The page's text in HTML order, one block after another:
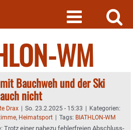
WM
Bauchweh und der Ski
nicht
Drax | So. 23.2.2025 - 15:33 | Kategorien:
, Heimatsport | Tags: BIATHLON-WM
Trotz einer nahezu fehlerfreien Abschluss-